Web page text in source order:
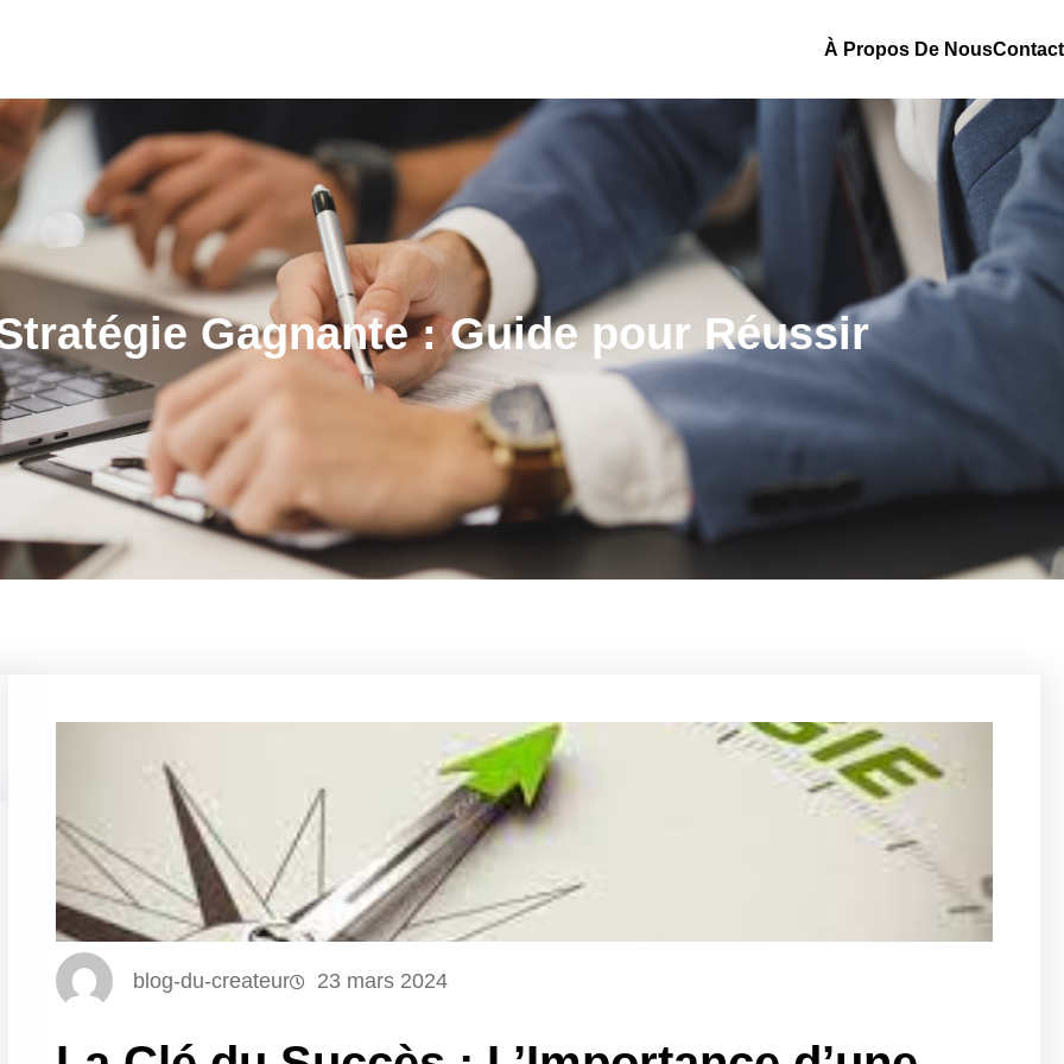
À Propos De NousContact
Gagnante : Guide pour Réussir
blog-du-createur 23 mars 2024